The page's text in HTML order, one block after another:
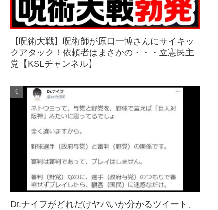
【呪術大戦】呪術師が原口一博さんにサイキッ
クアタック！依頼者はまさかの・・・立憲民主
党【KSLチャンネル】
Dr.ナイフがどれだけヤバいか分かるツイート、